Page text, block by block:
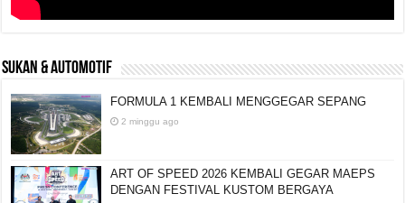
SUKAN & AUTOMOTIF
FORMULA 1 KEMBALI MENGGEGAR SEPANG
2 minggu ago
ART OF SPEED 2026 KEMBALI GEGAR MAEPS
DENGAN FESTIVAL KUSTOM BERGAYA